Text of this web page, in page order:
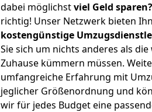
dabei möglichstviel Geld sparen?
richtig! Unser Netzwerk bieten
kostengünstige
Sie sich um nichts anderes als
Zuhause kümmern müssen.
umfangreiche Erfahrung mit
jeglicher Größenordnung und
wir für jedes Budget eine